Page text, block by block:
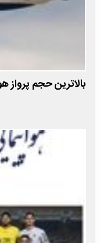
بالاترین حجم پرواز